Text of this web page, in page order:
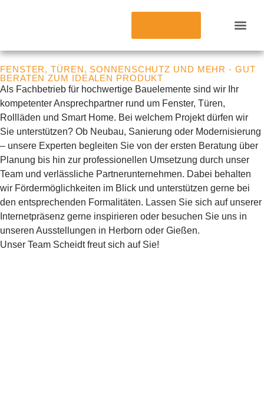
FENSTER, TÜREN, SONNENSCHUTZ UND MEHR - GUT
BERATEN ZUM IDEALEN PRODUKT
Als Fachbetrieb für hochwertige Bauelemente sind wir Ihr
kompetenter Ansprechpartner rund um Fenster, Türen,
Rollläden und Smart Home. Bei welchem Projekt dürfen wir
Sie unterstützen? Ob Neubau, Sanierung oder Modernisierung
– unsere Experten begleiten Sie von der ersten Beratung über
Planung bis hin zur professionellen Umsetzung durch unser
Team und verlässliche Partnerunternehmen. Dabei behalten
wir Fördermöglichkeiten im Blick und unterstützen gerne bei
den entsprechenden Formalitäten. Lassen Sie sich auf unserer
Internetpräsenz gerne inspirieren oder besuchen Sie uns in
unseren Ausstellungen in Herborn oder Gießen.
Unser Team Scheidt freut sich auf Sie!